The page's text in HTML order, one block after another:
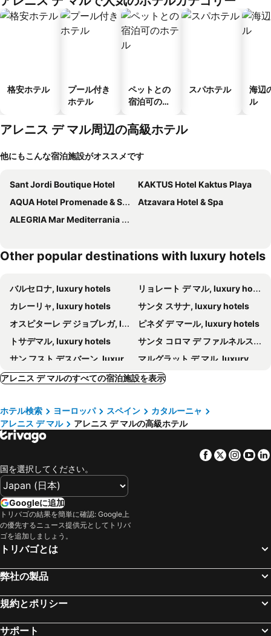
格安ホテル
プール付き
ホテル
ペットとの
宿泊可のホ
スパホテル
海辺
ル
アレニス デ マル周辺の高級ホテル
他にもこんな宿泊施設がオススメです
Sant Jordi Boutique Hotel
KAKTUS Hotel Kaktus Playa
AQUA Hotel Promenade & Spa 4Sup
Atzavara Hotel & Spa
ALEGRIA Mar Mediterrania - Adults Only
Other popular destinations with luxury hotels
バルセロナ, luxury hotels
リョレート デ マル, luxury hotels
カレーリャ, luxury hotels
サンタ スサナ, luxury hotels
オスピターレ デ ジョブレガ, luxury hotels
ピネダ デ マール, luxury hotels
トサデマル, luxury hotels
サンタ コロマ デ ファルネルス, luxury hotels
サン フスト デスバーン, luxury hotels
マルグラット デ マル, luxury hotels
サン フェリウ デ ギホルス, luxury hotels
サン クガ デル バリェス, luxury hotels
サント ヒラーリ サカルム, luxury hotels
Vallromanes, luxury hotels
カルデス デ マラベーリャ, luxury hotels
サンタ クリスティーナ デ アロ, luxury hotels
ブラネス, luxury hotels
ヴィック, luxury hotels
サン・グレゴリー, luxury hotels
ラ ガリーガ, luxury hotels
Santa Eulalia de Riuprimer, luxury hotels
San Vicente de Montalt, luxury hotels
バダロナ, luxury hotels
エル プラット レブレガット, luxury hotels
アレニス デ マルのすべての宿泊施設を表示
ホテル検索 ヨーロッパ スペイン
カタルーニャ
アレニス デ マル
アレニス デ マルの高級ホテル
Facebook
Twitter
国を選択してください。
Googleに追加
トリバゴの結果を簡単に確認: Google上
の優先するニュース提供元としてトリバ
ゴを追加しましょう。
トリバゴとは
弊社の製品
規約とポリシー
サポート